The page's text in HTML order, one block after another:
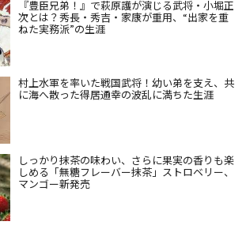
『豊臣兄弟！』で萩原護が演じる武将・小堀正
次とは？秀長・秀吉・家康が重用、“出家を重
ねた実務派”の生涯
村上水軍を率いた戦国武将！幼い弟を支え、共
に海へ散った得居通幸の波乱に満ちた生涯
しっかり抹茶の味わい、さらに果実の香りも楽
しめる「無糖フレーバー抹茶」ストロベリー、
マンゴー新発売